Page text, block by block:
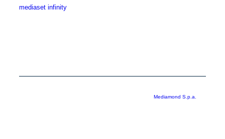
mediaset infinity
Mediamond S.p.a.